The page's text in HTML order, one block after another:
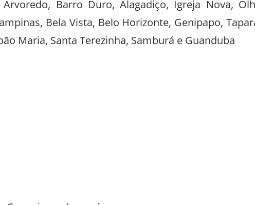
Barro Duro, Alagadiço, Igreja Nova,
Bela Vista, Belo Horizonte, Genipapo,
Maria, Santa Terezinha, Samburá e Guanduba